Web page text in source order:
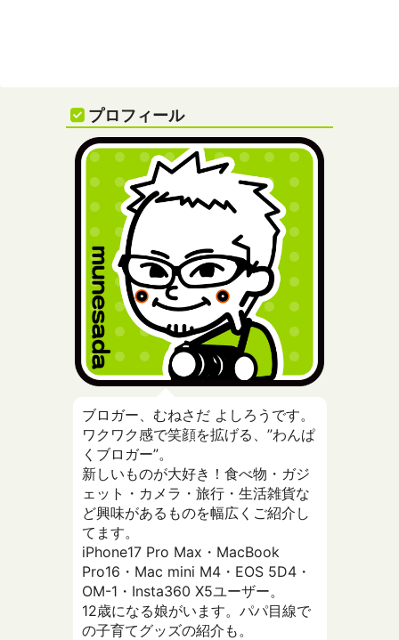
プロフィール
ブロガー、むねさだ よしろうです。
ワクワク感で笑顔を拡げる、”わんぱ
くブロガー”。
新しいものが大好き！食べ物・ガジ
ェット・カメラ・旅行・生活雑貨な
ど興味があるものを幅広くご紹介し
てます。
iPhone17 Pro Max・MacBook
Pro16・Mac mini M4・EOS 5D4・
OM-1・Insta360 X5ユーザー。
12歳になる娘がいます。パパ目線で
の子育てグッズの紹介も。